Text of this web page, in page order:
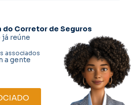
do Corretor de Seguros
reúne
associados
a gente